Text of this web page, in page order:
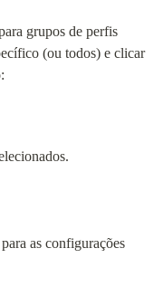
grupos de perfis
(ou todos) e clicar
as configurações